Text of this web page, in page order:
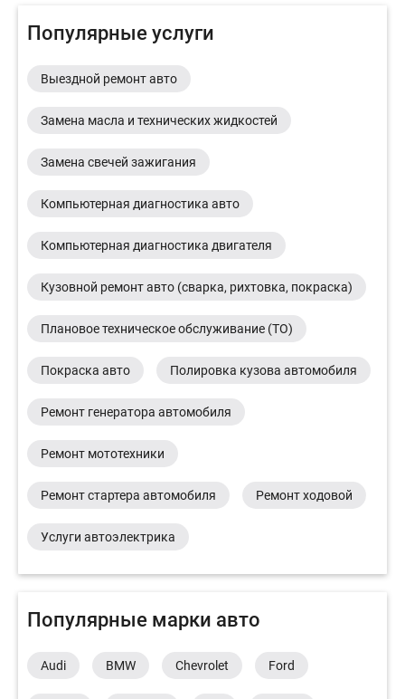
Популярные услуги
Выездной ремонт авто
Замена масла и технических жидкостей
Замена свечей зажигания
Компьютерная диагностика авто
Компьютерная диагностика двигателя
Кузовной ремонт авто (сварка, рихтовка, покраска)
Плановое техническое обслуживание (ТО)
Покраска авто Полировка кузова автомобиля
Ремонт генератора автомобиля
Ремонт мототехники
Ремонт стартера автомобиля Ремонт ходовой
Услуги автоэлектрика
Популярные марки авто
Audi BMW Chevrolet Ford